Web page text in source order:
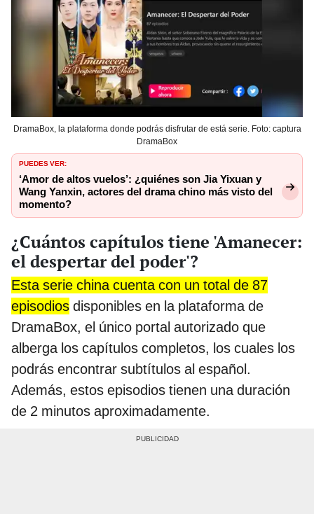
DramaBox, la plataforma donde podrás disfrutar de está serie. Foto: captura
DramaBox
PUEDES VER:
‘Amor de altos vuelos’: ¿quiénes son Jia Yixuan y
Wang Yanxin, actores del drama chino más visto del
momento?
¿Cuántos capítulos tiene 'Amanecer:
el despertar del poder'?
Esta serie china cuenta con un total de 87
episodios disponibles en la plataforma de
DramaBox, el único portal autorizado que
alberga los capítulos completos, los cuales los
podrás encontrar subtítulos al español.
Además, estos episodios tienen una duración
de 2 minutos aproximadamente.